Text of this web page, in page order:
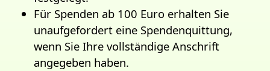
Für Spenden ab 100 Euro erhalten Sie
unaufge­fordert eine Spendenquittung,
wenn Sie Ihre vollständige Anschrift
angegeben haben.